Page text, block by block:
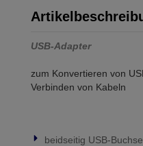
USB-Adapter
zum Konvertieren von
Verbinden von Kabeln
beidseitig USB-